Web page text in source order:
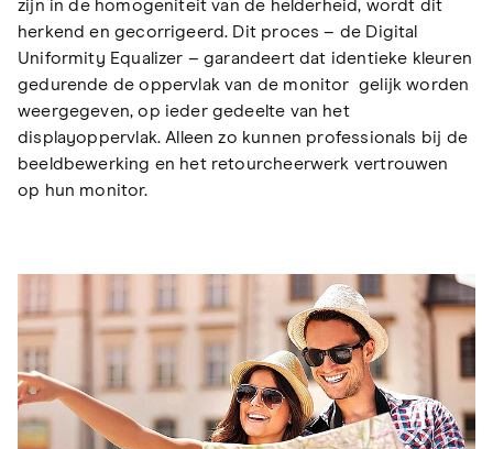
zijn in de homogeniteit van de helderheid, wordt dit
herkend en gecorrigeerd. Dit proces – de Digital
Uniformity Equalizer – garandeert dat identieke kleuren
gedurende de oppervlak van de monitor gelijk worden
weergegeven, op ieder gedeelte van het
displayoppervlak. Alleen zo kunnen professionals bij de
beeldbewerking en het retourcheerwerk vertrouwen
op hun monitor.